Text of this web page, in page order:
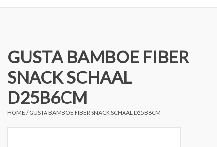
Cadeaubon
Merken
GUSTA BAMBOE FIBER
SNACK SCHAAL
D25B6CM
HOME /GUSTA BAMBOE FIBER SNACK SCHAAL D25B6CM